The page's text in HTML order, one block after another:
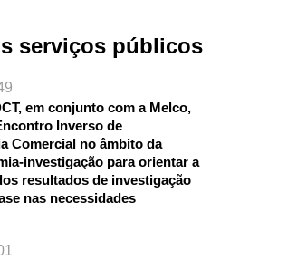
serviços públicos
em conjunto com a Melco,
Inverso de
Comercial no âmbito da
investigação para orientar a
resultados de investigação
nas necessidades